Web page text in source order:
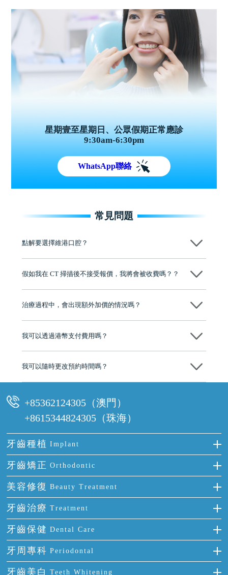
星期壹至星期日、公眾假期正常應診
9:30am-6:30pm
WhatsApp聯絡
常見問題
點解要選擇維港口腔？
牌」、「2025香港企業領袖品牌」，是諾貝爾種植系統全球放心植牙中
至今已服務超過三十個國家和地區的顧客，受到粵港澳大灣區及周邊城
有咨詢及服務保障中心，有任何問題都可以隨時預約免費咨詢，讓人十
假如我在 CT 掃描後不接受報價，我將會被收費嗎？？
治療過程中，會出現額外加價的情況嗎？
我可以透過港幣支付費用嗎？
可以。維港口腔會按照當日匯率轉算收取費用，而匯率會及時告知客人
我可以隨時更改預約時間嗎？
+85362124305（澳門）
+8615344824305（珠海）
牙齒種植 Implant
種牙
單顆牙缺失
門牙缺失
多顆牙缺失
半口缺失
全口缺失
牙齒矯正 Orthodontic
隱形箍牙
前牙反頜
牙齒擁擠
牙齒前突
牙齒稀疏
美容修復 Beauty Treatment
全瓷牙
烤瓷牙
氟斑牙
四環素牙
牙齒治療 Treatment
補牙
智齒
根管治療
牙齒保健 Dental Care
正確刷牙
全國愛牙日
牙周專科 Periodontal
牙周炎
牙齒美白 Teeth Whitening